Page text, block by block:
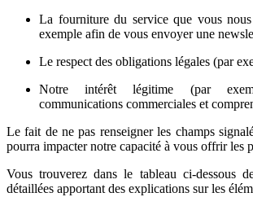
La fourniture du service que vous
exemple afin de vous envoyer une
Le respect des obligations légales (par
Notre intérêt légitime (par
communications commerciales et
Le fait de ne pas renseigner les champs
pourra impacter notre capacité à vous offrir les
Vous trouverez dans le tableau ci-dessous
détaillées apportant des explications sur les